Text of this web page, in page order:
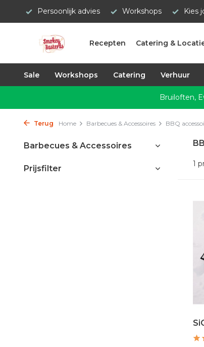
Persoonlijk advies Workshops Kies
Recepten Catering &
Sale Workshops Catering Verhuur
Bruiloften,
Terug Home Barbecues & Accessoires BBQ
Barbecues & Accessoires
Prijsfilter 1